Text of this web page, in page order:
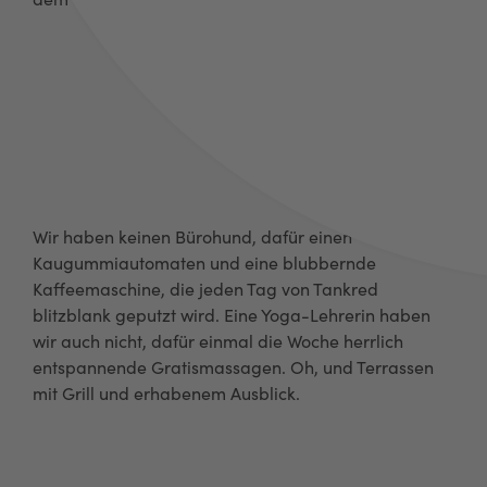
Wir haben keinen Bürohund, dafür einen
Kaugummiautomaten und eine blubbernde
Kaffeemaschine, die jeden Tag von Tankred
blitzblank geputzt wird. Eine Yoga-Lehrerin haben
wir auch nicht, dafür einmal die Woche herrlich
entspannende Gratismassagen. Oh, und Terrassen
mit Grill und erhabenem Ausblick.